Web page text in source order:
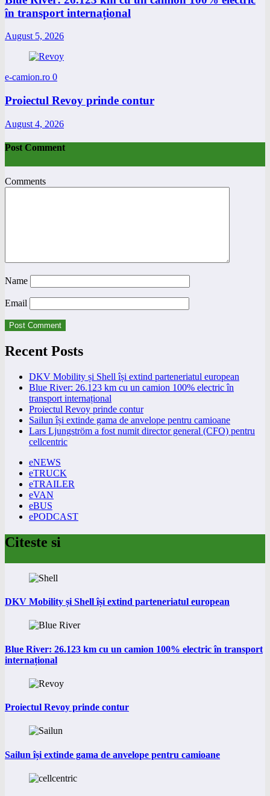
în transport internațional
August 5, 2026
e-camion.ro 0
Proiectul Revoy prinde contur
August 4, 2026
Post Comment
Comments
Name
Email
Recent Posts
DKV Mobility și Shell își extind parteneriatul european
Blue River: 26.123 km cu un camion 100% electric în
transport internațional
Proiectul Revoy prinde contur
Sailun își extinde gama de anvelope pentru camioane
Lars Ljungström a fost numit director general (CFO) pentru
cellcentric
eNEWS
eTRUCK
eTRAILER
eVAN
eBUS
ePODCAST
Citeste si
DKV Mobility și Shell își extind parteneriatul european
Blue River: 26.123 km cu un camion 100% electric în transport
internațional
Proiectul Revoy prinde contur
Sailun își extinde gama de anvelope pentru camioane